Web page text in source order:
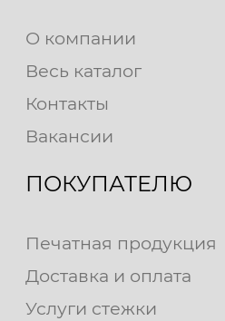
О компании
Весь каталог
Контакты
Вакансии
ПОКУПАТЕЛЮ
Печатная продукция
Доставка и оплата
Услуги стежки